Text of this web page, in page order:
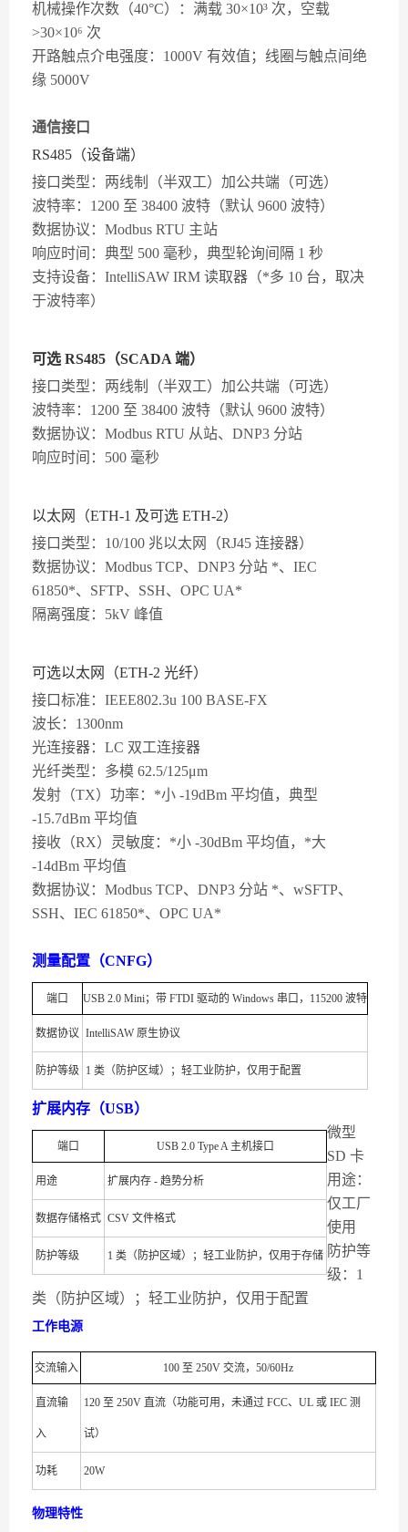
机械操作次数（40°C）：满载 30×10³ 次，空载
>30×10⁶ 次
开路触点介电强度：1000V 有效值；线圈与触点间绝
缘 5000V
通信接口
RS485（设备端）
接口类型：两线制（半双工）加公共端（可选）
波特率：1200 至 38400 波特（默认 9600 波特）
数据协议：Modbus RTU 主站
响应时间：典型 500 毫秒，典型轮询间隔 1 秒
支持设备：IntelliSAW IRM 读取器（*多 10 台，取决
于波特率）
可选 RS485（SCADA 端）
接口类型：两线制（半双工）加公共端（可选）
波特率：1200 至 38400 波特（默认 9600 波特）
数据协议：Modbus RTU 从站、DNP3 分站
响应时间：500 毫秒
以太网（ETH-1 及可选 ETH-2）
接口类型：10/100 兆以太网（RJ45 连接器）
数据协议：Modbus TCP、DNP3 分站 *、IEC
61850*、SFTP、SSH、OPC UA*
隔离强度：5kV 峰值
可选以太网（ETH-2 光纤）
接口标准：IEEE802.3u 100 BASE-FX
波长：1300nm
光连接器：LC 双工连接器
光纤类型：多模 62.5/125μm
发射（TX）功率：*小 -19dBm 平均值，典型
-15.7dBm 平均值
接收（RX）灵敏度：*小 -30dBm 平均值，*大
-14dBm 平均值
数据协议：Modbus TCP、DNP3 分站 *、wSFTP、
SSH、IEC 61850*、OPC UA*
测量配置（CNFG）
端口 USB 2.0 Mini；带 FTDI 驱动的 Windows 串口，115200 波特
数据协议 IntelliSAW 原生协议
防护等级 1 类（防护区域）；轻工业防护，仅用于配置
扩展内存（USB）
端口 USB 2.0 Type A 主机接口
用途 扩展内存 - 趋势分析
数据存储格式 CSV 文件格式
防护等级 1 类（防护区域）；轻工业防护，仅用于存储
微型
SD 卡
用途：
仅工厂
使用
防护等
级：1
类（防护区域）；轻工业防护，仅用于配置
工作电源
交流输入 100 至 250V 交流，50/60Hz
直流输
入
120 至 250V 直流（功能可用，未通过 FCC、UL 或 IEC 测
试）
功耗 20W
物理特性